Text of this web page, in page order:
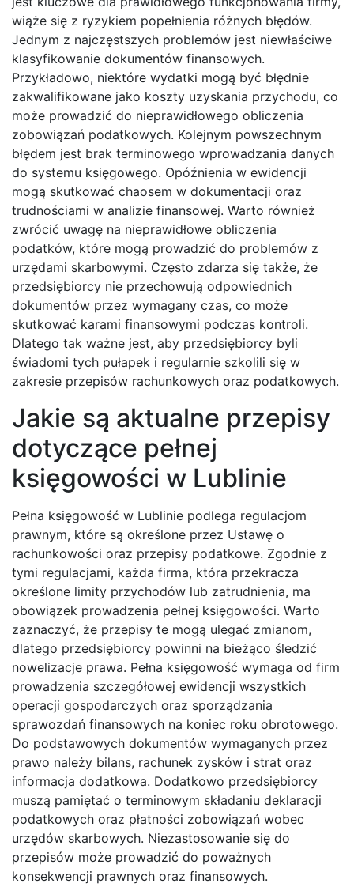
wiąże się z ryzykiem popełnienia różnych błędów.
Jednym z najczęstszych problemów jest niewłaściwe
klasyfikowanie dokumentów finansowych.
Przykładowo, niektóre wydatki mogą być błędnie
zakwalifikowane jako koszty uzyskania przychodu, co
może prowadzić do nieprawidłowego obliczenia
zobowiązań podatkowych. Kolejnym powszechnym
błędem jest brak terminowego wprowadzania danych
do systemu księgowego. Opóźnienia w ewidencji
mogą skutkować chaosem w dokumentacji oraz
trudnościami w analizie finansowej. Warto również
zwrócić uwagę na nieprawidłowe obliczenia
podatków, które mogą prowadzić do problemów z
urzędami skarbowymi. Często zdarza się także, że
przedsiębiorcy nie przechowują odpowiednich
dokumentów przez wymagany czas, co może
skutkować karami finansowymi podczas kontroli.
Dlatego tak ważne jest, aby przedsiębiorcy byli
świadomi tych pułapek i regularnie szkolili się w
zakresie przepisów rachunkowych oraz podatkowych.
Jakie są aktualne przepisy
dotyczące pełnej
księgowości w Lublinie
Pełna księgowość w Lublinie podlega regulacjom
prawnym, które są określone przez Ustawę o
rachunkowości oraz przepisy podatkowe. Zgodnie z
tymi regulacjami, każda firma, która przekracza
określone limity przychodów lub zatrudnienia, ma
obowiązek prowadzenia pełnej księgowości. Warto
zaznaczyć, że przepisy te mogą ulegać zmianom,
dlatego przedsiębiorcy powinni na bieżąco śledzić
nowelizacje prawa. Pełna księgowość wymaga od firm
prowadzenia szczegółowej ewidencji wszystkich
operacji gospodarczych oraz sporządzania
sprawozdań finansowych na koniec roku obrotowego.
Do podstawowych dokumentów wymaganych przez
prawo należy bilans, rachunek zysków i strat oraz
informacja dodatkowa. Dodatkowo przedsiębiorcy
muszą pamiętać o terminowym składaniu deklaracji
podatkowych oraz płatności zobowiązań wobec
urzędów skarbowych. Niezastosowanie się do
przepisów może prowadzić do poważnych
konsekwencji prawnych oraz finansowych.